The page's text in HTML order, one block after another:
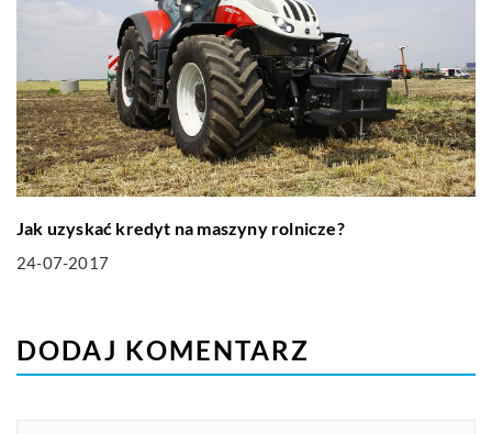
Jak uzyskać kredyt na maszyny rolnicze?
24-07-2017
DODAJ KOMENTARZ